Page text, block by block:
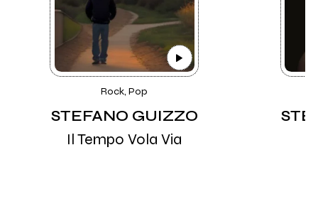
Rock, Pop
STEFANO GUIZZO
Il Tempo Vola Via